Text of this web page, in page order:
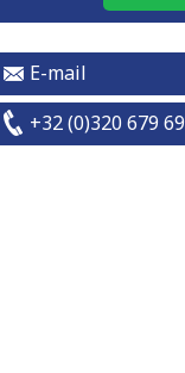
E-mail
+32 (0)320 679 69